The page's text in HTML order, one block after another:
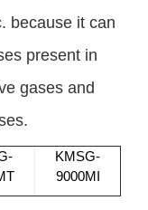
because it can
present in
gases and
KMSG-
9000MI